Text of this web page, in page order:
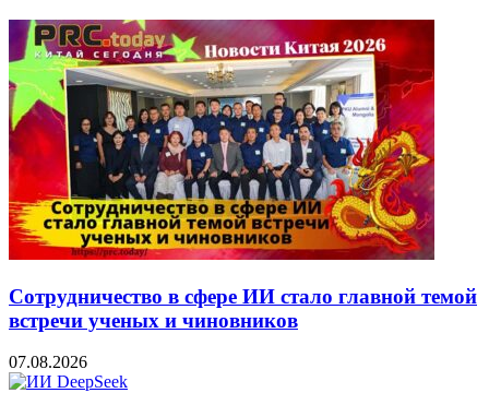
Сотрудничество в сфере ИИ стало главной темой
встречи ученых и чиновников
07.08.2026